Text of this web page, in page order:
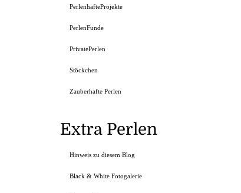
PerlenhafteProjekte
PerlenFunde
PrivatePerlen
Stöckchen
Zauberhafte Perlen
Extra Perlen
Hinweis zu diesem Blog
Black & White Fotogalerie